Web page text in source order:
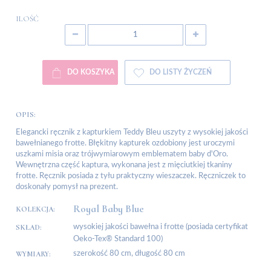
ILOŚĆ
DO KOSZYKA DO LISTY ŻYCZEŃ
OPIS:
Elegancki ręcznik z kapturkiem Teddy Bleu uszyty z wysokiej jakości
bawełnianego frotte. Błękitny kapturek ozdobiony jest uroczymi
uszkami misia oraz trójwymiarowym emblematem baby d'Oro.
Wewnętrzna część kaptura, wykonana jest z mięciutkiej tkaniny
frotte. Ręcznik posiada z tyłu praktyczny wieszaczek. Ręczniczek to
doskonały pomysł na prezent.
KOLEKCJA: Royal Baby Blue
SKŁAD:
wysokiej jakości bawełna i frotte (posiada certyfikat
Oeko-Tex® Standard 100)
WYMIARY: szerokość 80 cm, długość 80 cm